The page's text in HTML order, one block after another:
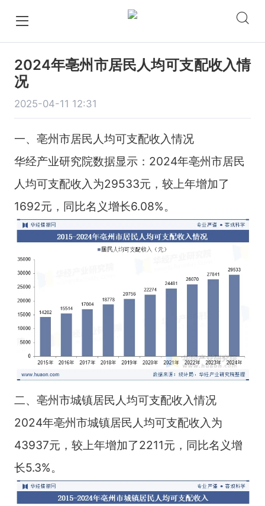
2024年亳州市居民人均可支配收入情
况
2025-04-11 12:31
一、亳州市居民人均可支配收入情况
华经产业研究院数据显示：2024年亳州市居民
人均可支配收入为29533元，较上年增加了
1692元，同比名义增长6.08%。
二、亳州市城镇居民人均可支配收入情况
2024年亳州市城镇居民人均可支配收入为
43937元，较上年增加了2211元，同比名义增
长5.3%。